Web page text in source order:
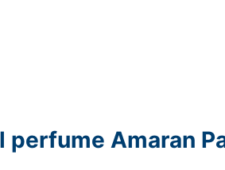
perfume Amaran